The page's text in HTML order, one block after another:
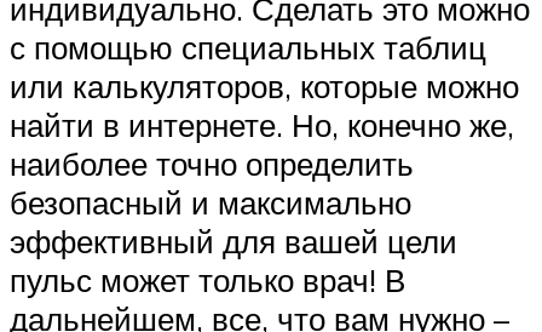
индивидуально. Сделать это можно
с помощью специальных таблиц
или калькуляторов, которые можно
найти в интернете. Но, конечно же,
наиболее точно определить
безопасный и максимально
эффективный для вашей цели
пульс может только врач! В
дальнейшем, все, что вам нужно –